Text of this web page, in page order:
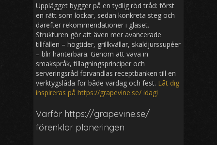
Upplägget bygger på en tydlig röd tråd: först
en rätt som lockar, sedan konkreta steg och
därefter rekommendationer i glaset.
Strukturen gör att även mer avancerade
tillfällen – högtider, grillkvällar, skaldjurssupéer
– blir hanterbara. Genom att väva in
smakspråk, tillagningsprinciper och
serveringsråd förvandlas receptbanken till en
verktygslåda för både vardag och fest. Låt dig
inspireras på https://grapevine.se/ idag!
Varför https://grapevine.se/
förenklar planeringen